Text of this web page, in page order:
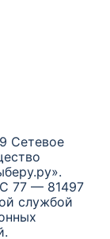
Сетевое
77 — 81497
службой